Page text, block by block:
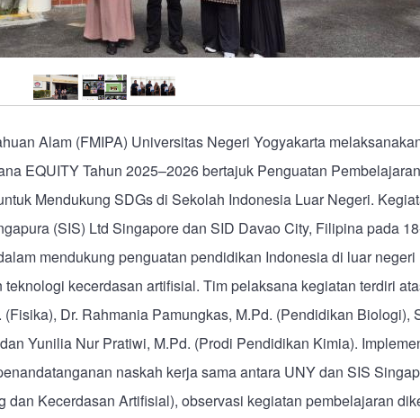
Alam (FMIPA) Universitas Negeri Yogyakarta
EQUITY Tahun 2025–2026 bertajuk Penguatan
Mendukung SDGs di Sekolah Indonesia Luar Negeri.
(SIS) Ltd Singapore dan SID Davao City, Filipina pada
mendukung penguatan pendidikan Indonesia di luar
kecerdasan artifisial. Tim pelaksana kegiatan terdiri
Dr. Rahmania Pamungkas, M.Pd. (Pendidikan Biologi),
Yunilia Nur Pratiwi, M.Pd. (Prodi Pendidikan Kimia).
naskah kerja sama antara UNY dan SIS
Kecerdasan Artifisial), observasi kegiatan pembelajaran